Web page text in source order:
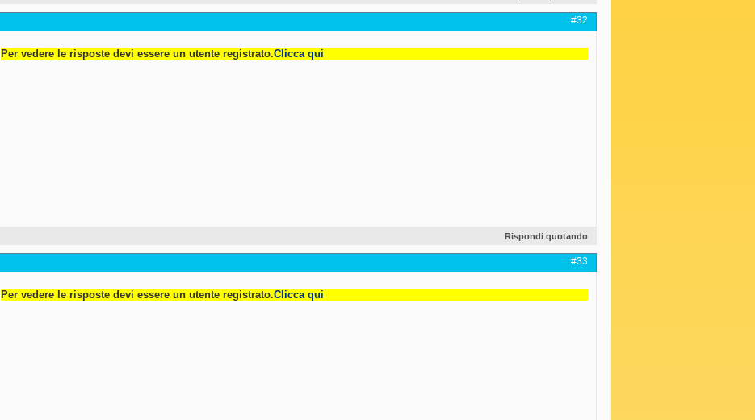
#32
Per vedere le risposte devi essere un utente registrato.Clicca qui
Rispondi quotando
#33
Per vedere le risposte devi essere un utente registrato.Clicca qui